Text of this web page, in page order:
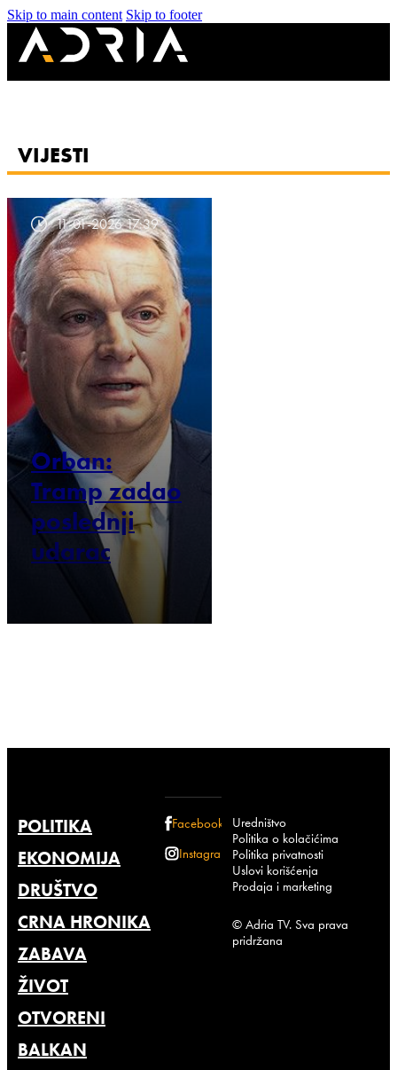
Skip to main content Skip to footer
VIJESTI
11-01-2026 17:39
Orban:
Tramp zadao
poslednji
udarac
POLITIKA
EKONOMIJA
DRUŠTVO
CRNA HRONIKA
ZABAVA
ŽIVOT
OTVORENI
BALKAN
Facebook
Instagram
Uredništvo
Politika o kolačićima
Politika privatnosti
Uslovi korišćenja
Prodaja i marketing
© Adria TV. Sva prava
pridržana